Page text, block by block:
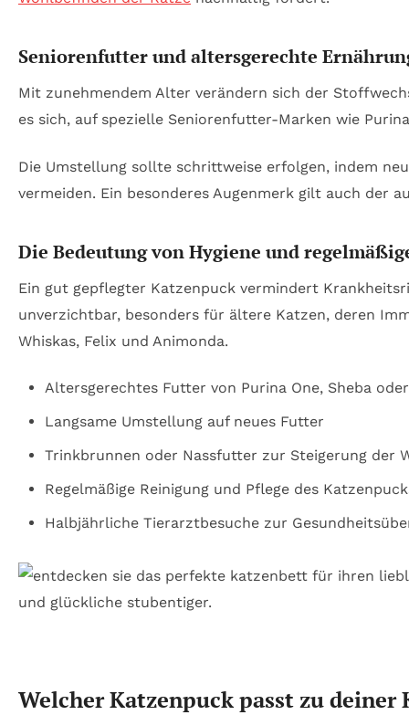
Seniorenfutter und altersgerechte
Mit zunehmendem Alter verändern sich der
es sich, auf spezielle Seniorenfutter-Marken wie
Die Umstellung sollte schrittweise erfolgen, indem
vermeiden. Ein besonderes Augenmerk gilt auch der
Die Bedeutung von Hygiene und
Ein gut gepflegter Katzenpuck vermindert
unverzichtbar, besonders für ältere Katzen, deren
Whiskas, Felix und Animonda.
Altersgerechtes Futter von Purina One, Sheba
Langsame Umstellung auf neues Futter
Trinkbrunnen oder Nassfutter zur Steigerung der
Regelmäßige Reinigung und Pflege des
Halbjährliche Tierarztbesuche zur
Welcher Katzenpuck passt zu deiner